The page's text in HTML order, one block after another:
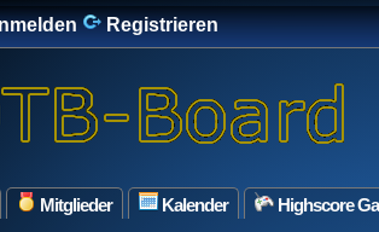
Registrieren
Mitglieder Kalender Highscore